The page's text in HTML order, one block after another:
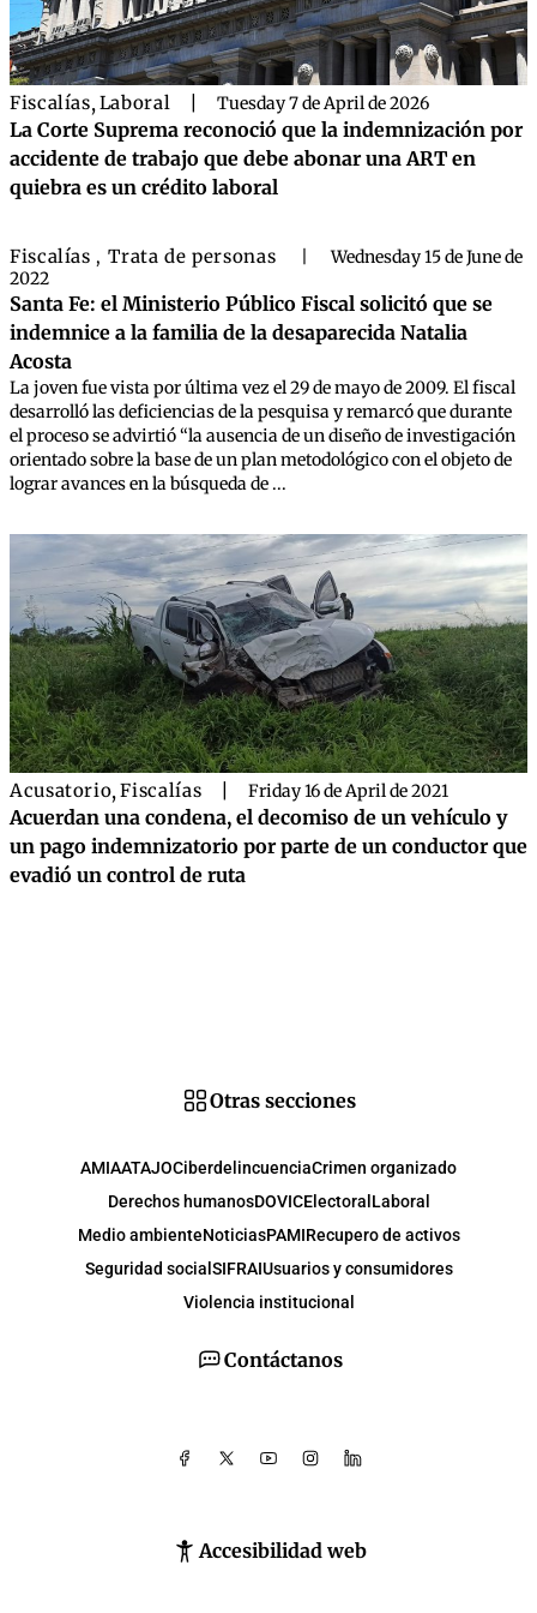
Fiscalías,Laboral Tuesday 7 de April de 2026
La Corte Suprema reconoció que la indemnización por
accidente de trabajo que debe abonar una ART en
quiebra es un crédito laboral
Fiscalías , Trata de personas
Wednesday 15 de June de
2022
Santa Fe: el Ministerio Público Fiscal solicitó que se
indemnice a la familia de la desaparecida Natalia
Acosta
La joven fue vista por última vez el 29 de mayo de 2009. El fiscal
desarrolló las deficiencias de la pesquisa y remarcó que durante
el proceso se advirtió “la ausencia de un diseño de investigación
orientado sobre la base de un plan metodológico con el objeto de
lograr avances en la búsqueda de ...
Acusatorio,Fiscalías Friday 16 de April de 2021
Acuerdan una condena, el decomiso de un vehículo y
un pago indemnizatorio por parte de un conductor que
evadió un control de ruta
Contáctanos
Accesibilidad web
Otras secciones
AMIAATAJOCiberdelincuenciaCrimen organizado
Derechos humanosDOVICElectoral Laboral
Medio ambienteNoticiasPAMIRecupero de activos
Seguridad social SIFRAIUsuarios y consumidores
Violencia institucional